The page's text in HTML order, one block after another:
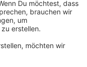
USA die
ein knappes